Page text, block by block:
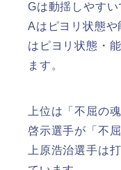
Gは動揺しやすい
Aはピヨリ状態
はピヨリ状態・
ます。
上位は「不屈の
啓示選手が「不
上原浩治選手は